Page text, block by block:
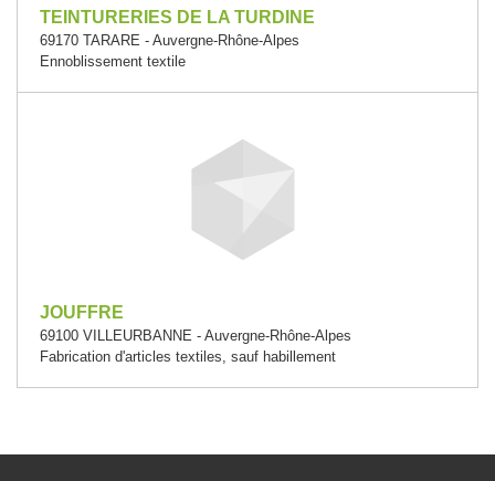
TEINTURERIES DE LA TURDINE
69170 TARARE - Auvergne-Rhône-Alpes
Ennoblissement textile
JOUFFRE
69100 VILLEURBANNE - Auvergne-Rhône-Alpes
Fabrication d'articles textiles, sauf habillement